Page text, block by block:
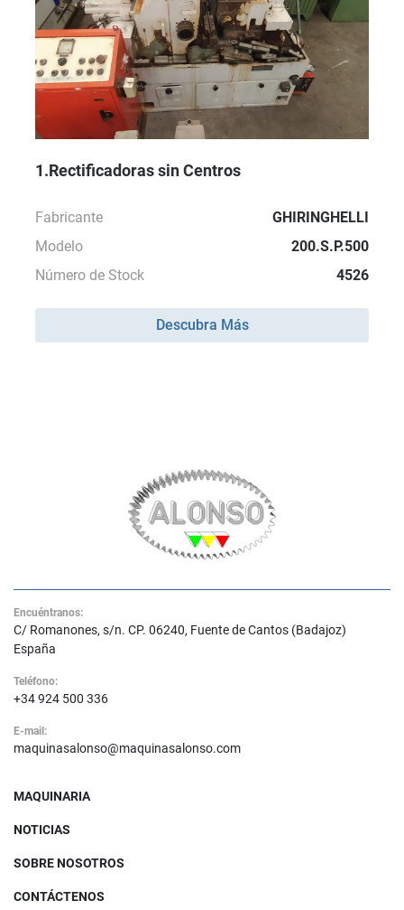
1.Rectificadoras sin Centros
Fabricante
GHIRINGHELLI
Modelo
200.S.P.500
Número de Stock
4526
Descubra Más
Encuéntranos:
C/ Romanones, s/n. CP. 06240, Fuente de Cantos (Badajoz)
España
Teléfono:
+34 924 500 336
E-mail:
maquinasalonso@maquinasalonso.com
MAQUINARIA
NOTICIAS
SOBRE NOSOTROS
CONTÁCTENOS